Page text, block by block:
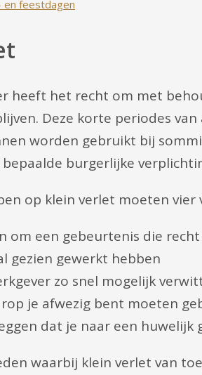
en feestdagen
heeft het recht om met
Deze korte periodes van
worden gebruikt bij
burgerlijke
op klein verlet moeten
om een gebeurtenis die
gezien gewerkt hebben
zo snel mogelijk
je afwezig bent moeten
dat je naar een huwelijk
waarbij klein verlet van